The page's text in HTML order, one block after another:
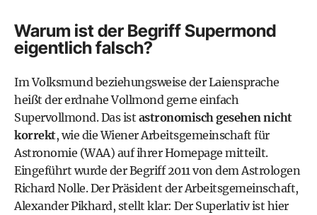
Warum ist der Begriff Supermond
eigentlich falsch?
Im Volksmund beziehungsweise der Laiensprache
heißt der erdnahe Vollmond gerne einfach
Supervollmond. Das ist astronomisch gesehen nicht
korrekt, wie dieWiener Arbeitsgemeinschaft für
Astronomie (WAA) auf ihrer Homepage mitteilt.
Eingeführt wurde der Begriff 2011 von dem Astrologen
Richard Nolle. Der Präsident der Arbeitsgemeinschaft,
Alexander Pikhard, stellt klar: Der Superlativ ist hier